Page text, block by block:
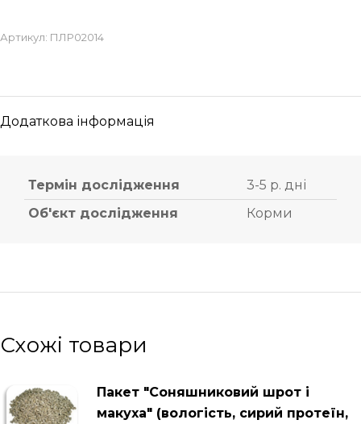
Артикул: ПЛР02014
Додаткова інформація
Термін дослідження
3-5 р. дні
Об'єкт дослідження
Корми
Схожі товари
Пакет "Соняшниковий шрот і
макуха" (вологість, сирий протеїн,